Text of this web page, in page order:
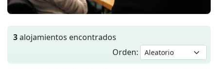
3alojamientos encontrados
Orden: